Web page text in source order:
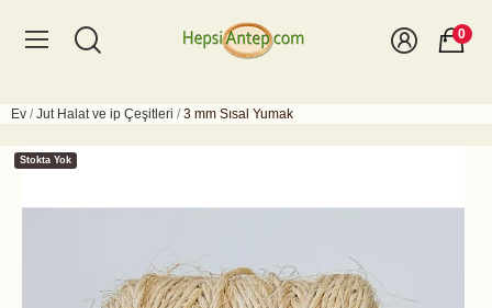
0
Ev Jut Halat ve ip Çeşitleri 3 mm Sısal Yumak
Stokta Yok